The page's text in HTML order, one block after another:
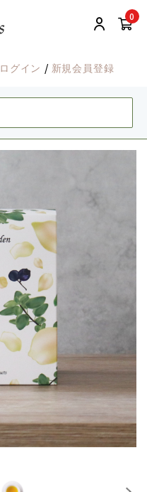
0
ログイン / 新規会員登録